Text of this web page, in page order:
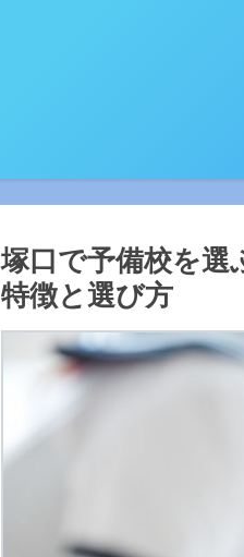
塚口で予備校を選
特徴と選び方